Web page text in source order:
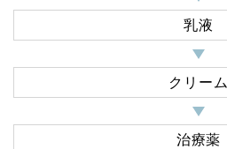
乳液
クリーム
治療薬